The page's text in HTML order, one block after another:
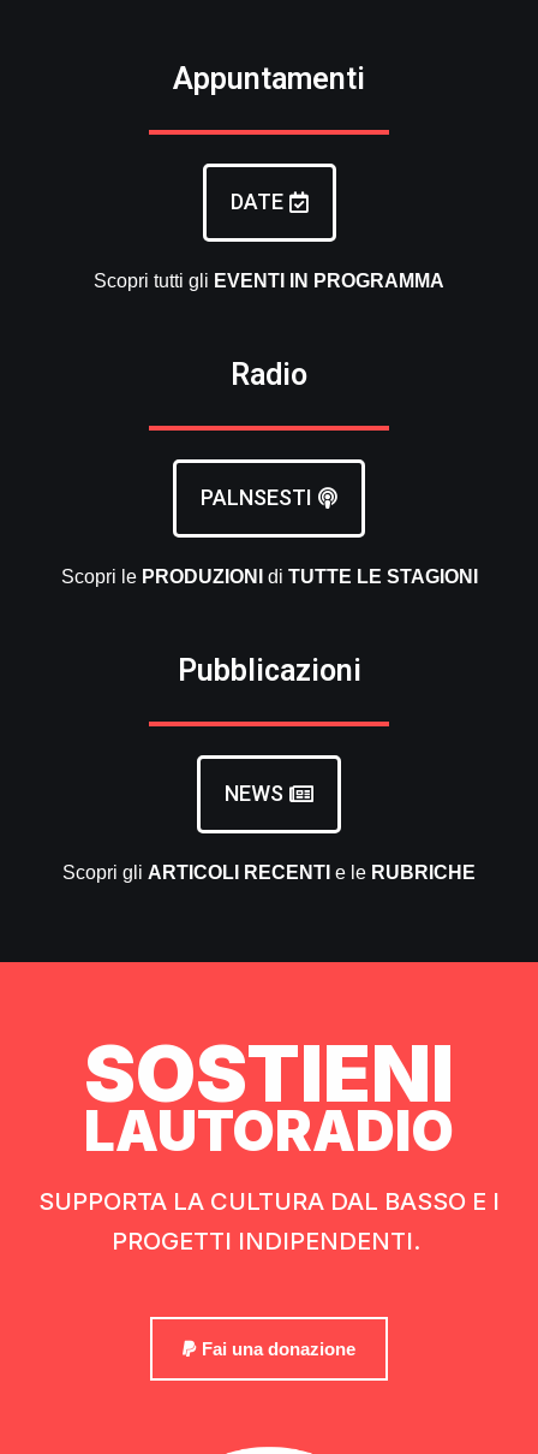
Appuntamenti
DATE
Scopri tutti gli EVENTI IN PROGRAMMA
Radio
PALNSESTI
Scopri le PRODUZIONI di TUTTE LE STAGIONI
Pubblicazioni
NEWS
Scopri gli ARTICOLI RECENTI e le RUBRICHE
SOSTIENI
LAUTORADIO
SUPPORTA LA CULTURA DAL BASSO E I
PROGETTI INDIPENDENTI.
Fai una donazione